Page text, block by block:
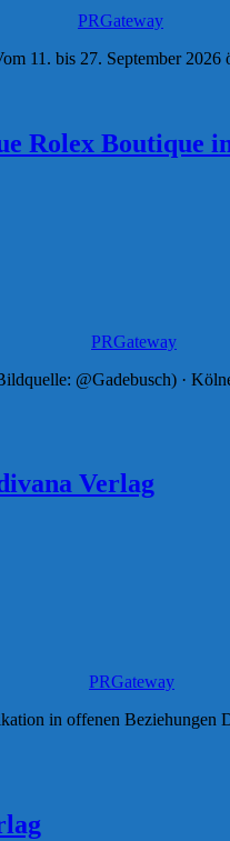
PRGateway
11. bis 27. September
Rolex Boutique
PRGateway
@Gadebusch) ·
Verlag
PRGateway
in offenen